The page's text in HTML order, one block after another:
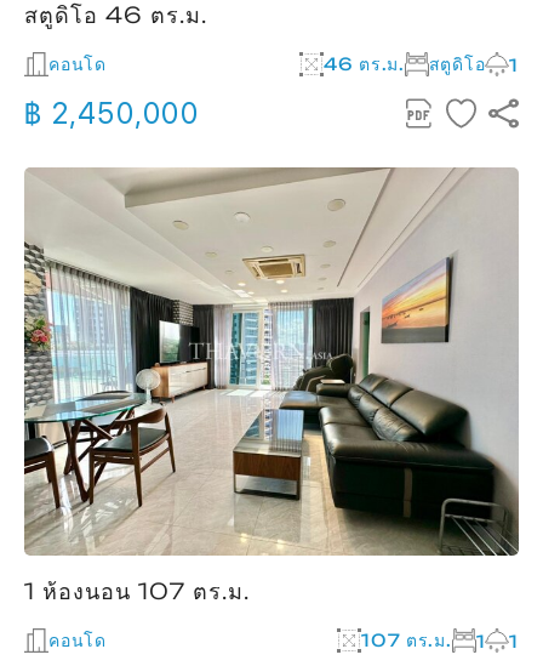
สตูดิโอ 46 ตร.ม.
คอนโด 46 ตร.ม. สตูดิโอ 1
฿ 2,450,000
1 ห้องนอน 107 ตร.ม.
คอนโด 107 ตร.ม. 1 1